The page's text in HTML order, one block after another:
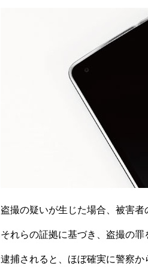
盗撮の疑いが生じた場合、被害
それらの証拠に基づき、盗撮の
逮捕されると、ほぼ確実に警察